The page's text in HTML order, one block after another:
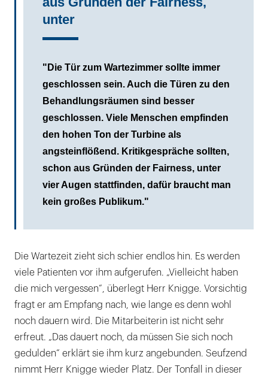
unter
"Die Tür zum Wartezimmer sollte immer
geschlossen sein. Auch die Türen zu den
Behandlungsräumen sind besser
geschlossen. Viele Menschen empfinden
den hohen Ton der Turbine als
angsteinflößend. Kritikgespräche sollten,
schon aus Gründen der Fairness, unter
vier Augen stattfinden, dafür braucht man
kein großes Publikum."
Die Wartezeit zieht sich schier endlos hin. Es werden
viele Patienten vor ihm aufgerufen. „Vielleicht haben
die mich vergessen“, überlegt Herr Knigge. Vorsichtig
fragt er am Empfang nach, wie lange es denn wohl
noch dauern wird. Die Mitarbeiterin ist nicht sehr
erfreut. „Das dauert noch, da müssen Sie sich noch
gedulden“ erklärt sie ihm kurz angebunden. Seufzend
nimmt Herr Knigge wieder Platz. Der Tonfall in dieser